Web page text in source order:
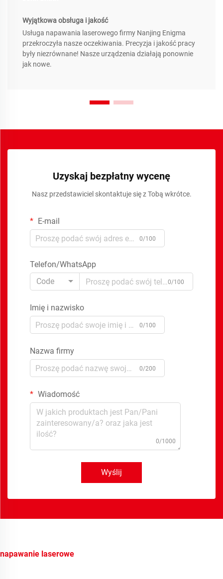
Wyjątkowa obsługa i jakość
Usługa napawania laserowego firmy Nanjing Enigma
przekroczyła nasze oczekiwania. Precyzja i jakość pracy
były niezrównane! Nasze urządzenia działają ponownie
jak nowe.
Uzyskaj bezpłatny wycenę
Nasz przedstawiciel skontaktuje się z Tobą wkrótce.
E-mail
0/100
Telefon/WhatsApp
Code
0/100
Imię i nazwisko
0/100
Nazwa firmy
0/200
Wiadomość
0/1000
Wyślij
napawanie laserowe